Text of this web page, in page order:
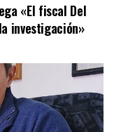
«El fiscal Del
investigación»